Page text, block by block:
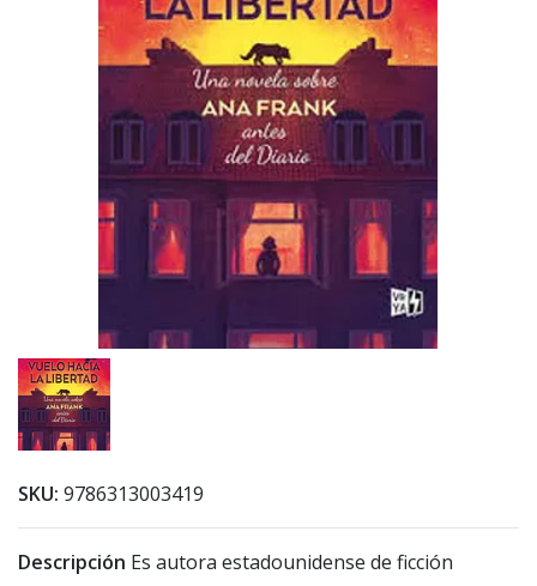
SKU: 9786313003419
Descripción Es autora estadounidense de ficción